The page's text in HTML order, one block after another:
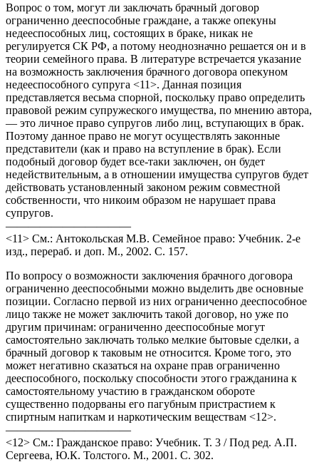
Вопрос о том, могут ли заключать брачный договор
ограниченно дееспособные граждане, а также опекуны
недееспособных лиц, состоящих в браке, никак не
регулируется СК РФ, а потому неоднозначно решается он и в
теории семейного права. В литературе встречается указание
на возможность заключения брачного договора опекуном
недееспособного супруга <11>. Данная позиция
представляется весьма спорной, поскольку право определить
правовой режим супружеского имущества, по мнению автора,
— это личное право супругов либо лиц, вступающих в брак.
Поэтому данное право не могут осуществлять законные
представители (как и право на вступление в брак). Если
подобный договор будет все-таки заключен, он будет
недействительным, а в отношении имущества супругов будет
действовать установленный законом режим совместной
собственности, что никоим образом не нарушает права
супругов.
———————————
<11> См.: Антокольская М.В. Семейное право: Учебник. 2-е
изд., перераб. и доп. М., 2002. С. 157.
По вопросу о возможности заключения брачного договора
ограниченно дееспособными можно выделить две основные
позиции. Согласно первой из них ограниченно дееспособное
лицо также не может заключить такой договор, но уже по
другим причинам: ограниченно дееспособные могут
самостоятельно заключать только мелкие бытовые сделки, а
брачный договор к таковым не относится. Кроме того, это
может негативно сказаться на охране прав ограниченно
дееспособного, поскольку способности этого гражданина к
самостоятельному участию в гражданском обороте
существенно подорваны его пагубным пристрастием к
спиртным напиткам и наркотическим веществам <12>.
———————————
<12> См.: Гражданское право: Учебник. Т. 3 / Под ред. А.П.
Сергеева, Ю.К. Толстого. М., 2001. С. 302.